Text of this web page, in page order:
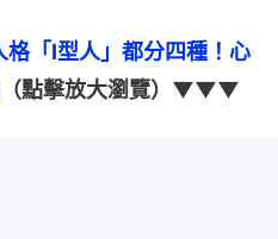
「I型人」都分四種！心
（點擊放大瀏覽）▼▼▼